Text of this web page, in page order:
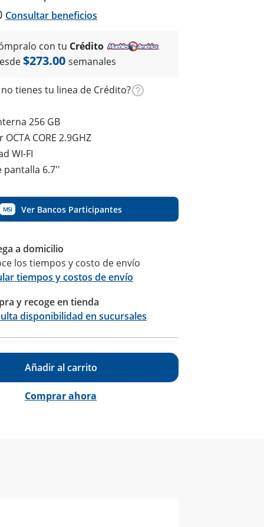
Consultar beneficios
con tu Crédito
$273.00 semanales
no tienes tu linea de Crédito?
256 GB
CORE 2.9GHZ
WI-FI
pantalla 6.7''
MSI Ver Bancos Participantes
a domicilio
los tiempos y costo de envío
tiempos y costos de envío
y recoge en tienda
disponibilidad en sucursales
Añadir al carrito
Comprar ahora